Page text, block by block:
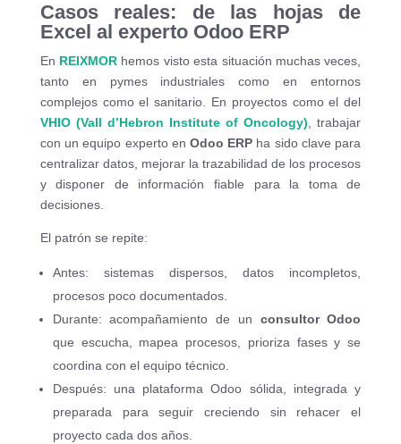
Casos reales: de las hojas de
Excel al experto Odoo ERP
En REIXMOR hemos visto esta situación muchas veces,
tanto en pymes industriales como en entornos
complejos como el sanitario. En proyectos como el del
VHIO (Vall d’Hebron Institute of Oncology), trabajar
con un equipo experto en Odoo ERP ha sido clave para
centralizar datos, mejorar la trazabilidad de los procesos
y disponer de información fiable para la toma de
decisiones.
El patrón se repite:
Antes: sistemas dispersos, datos incompletos,
procesos poco documentados.
Durante: acompañamiento de un consultor Odoo
que escucha, mapea procesos, prioriza fases y se
coordina con el equipo técnico.
Después: una plataforma Odoo sólida, integrada y
preparada para seguir creciendo sin rehacer el
proyecto cada dos años.